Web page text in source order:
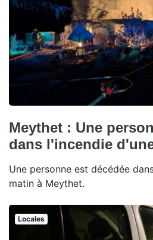
Meythet : Une
dans l'incendie
Une personne est décédée
matin à Meythet.
Locales